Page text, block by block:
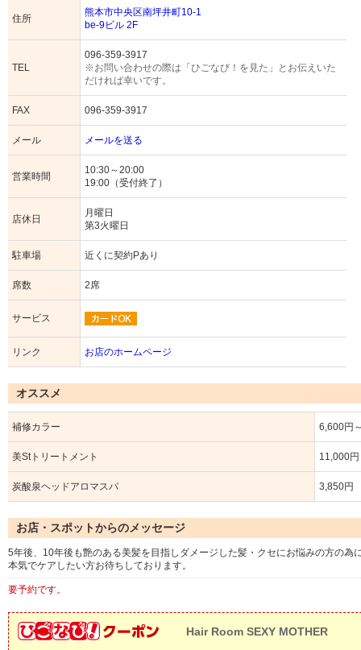
住所
熊本市中央区南坪井町10-1
be-9ビル 2F
TEL
096-359-3917
※お問い合わせの際は「ひごなび！を見た」とお伝えいた
だければ幸いです。
FAX 096-359-3917
メール メールを送る
営業時間
10:30～20:00
19:00（受付終了）
店休日
月曜日
第3火曜日
駐車場 近くに契約Pあり
席数 2席
サービス
リンク お店のホームページ
オススメ
補修カラー 6,600円
美Stトリートメント 11,000
炭酸泉ヘッドアロマスパ 3,850円
お店・スポットからのメッセージ
5年後、10年後も艶のある美髪を目指しダメージした髪・クセにお悩みの方の
本気でケアしたい方お待ちしております。
要予約です。
Hair Room SEXY MOTHER